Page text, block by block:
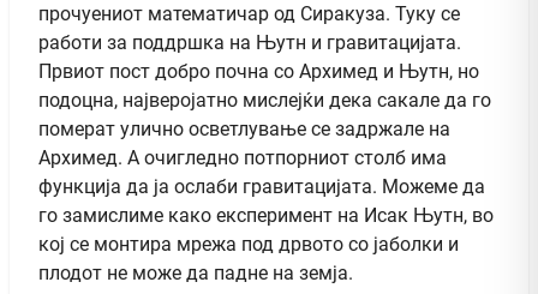
прочуениот математичар од Сиракуза. Туку се
работи за поддршка на Њутн и гравитацијата.
Првиот пост добро почна со Архимед и Њутн, но
подоцна, најверојатно мислејќи дека сакале да го
померат улично осветлување се задржале на
Архимед. А очигледно потпорниот столб има
функција да ја ослаби гравитацијата. Можеме да
го замислиме како експеримент на Исак Њутн, во
кој се монтира мрежа под дрвото со јаболки и
плодот не може да падне на земја.